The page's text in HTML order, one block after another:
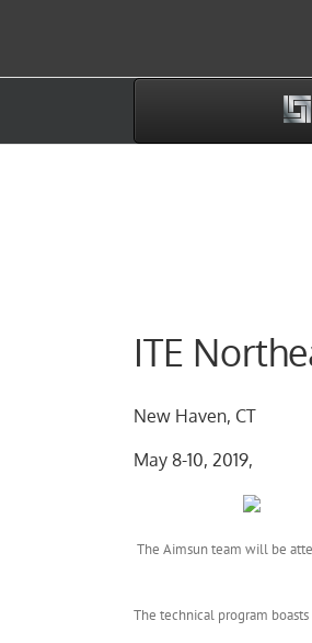
conteúdo
ITE
New Haven, CT
May 8-10, 2019,
The Aimsun team will be
The technical program